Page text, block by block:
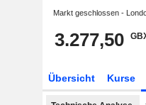
Markt geschlossen -
3.277,50
Übersicht Kurse